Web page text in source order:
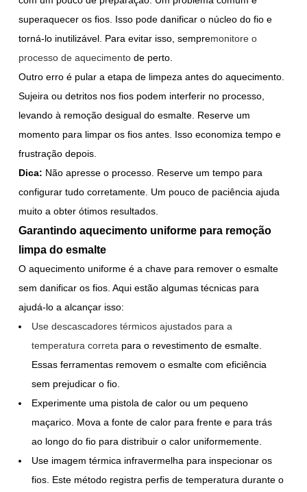
superaquecer os fios. Isso pode danificar o núcleo do fio e
torná-lo inutilizável. Para evitar isso, sempremonitore o
processo de aquecimento de perto.
Outro erro é pular a etapa de limpeza antes do aquecimento.
Sujeira ou detritos nos fios podem interferir no processo,
levando à remoção desigual do esmalte. Reserve um
momento para limpar os fios antes. Isso economiza tempo e
frustração depois.
Dica: Não apresse o processo. Reserve um tempo para
configurar tudo corretamente. Um pouco de paciência ajuda
muito a obter ótimos resultados.
Garantindo aquecimento uniforme para remoção
limpa do esmalte
O aquecimento uniforme é a chave para remover o esmalte
sem danificar os fios. Aqui estão algumas técnicas para
ajudá-lo a alcançar isso:
Use descascadores térmicos ajustados para a
temperatura correta para o revestimento de esmalte.
Essas ferramentas removem o esmalte com eficiência
sem prejudicar o fio.
Experimente uma pistola de calor ou um pequeno
maçarico. Mova a fonte de calor para frente e para trás
ao longo do fio para distribuir o calor uniformemente.
Use imagem térmica infravermelha para inspecionar os
fios. Este método registra perfis de temperatura durante o